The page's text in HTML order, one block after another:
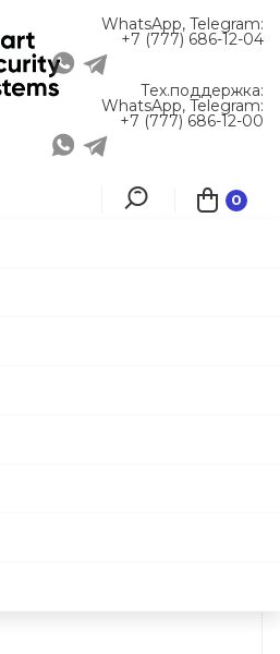
0
WhatsApp, Telegram:
+7 (777) 686-12-04
Тех.поддержка:
WhatsApp, Telegram:
+7 (777) 686-12-00